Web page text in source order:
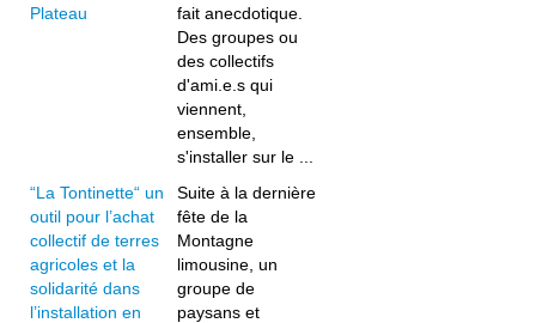
Plateau
fait anecdotique.
Des groupes ou
des collectifs
d'ami.e.s qui
viennent,
ensemble,
s'installer sur le ...
“La Tontinette“ un
outil pour l’achat
collectif de terres
agricoles et la
solidarité dans
l’installation en
Suite à la dernière
fête de la
Montagne
limousine, un
groupe de
paysans et